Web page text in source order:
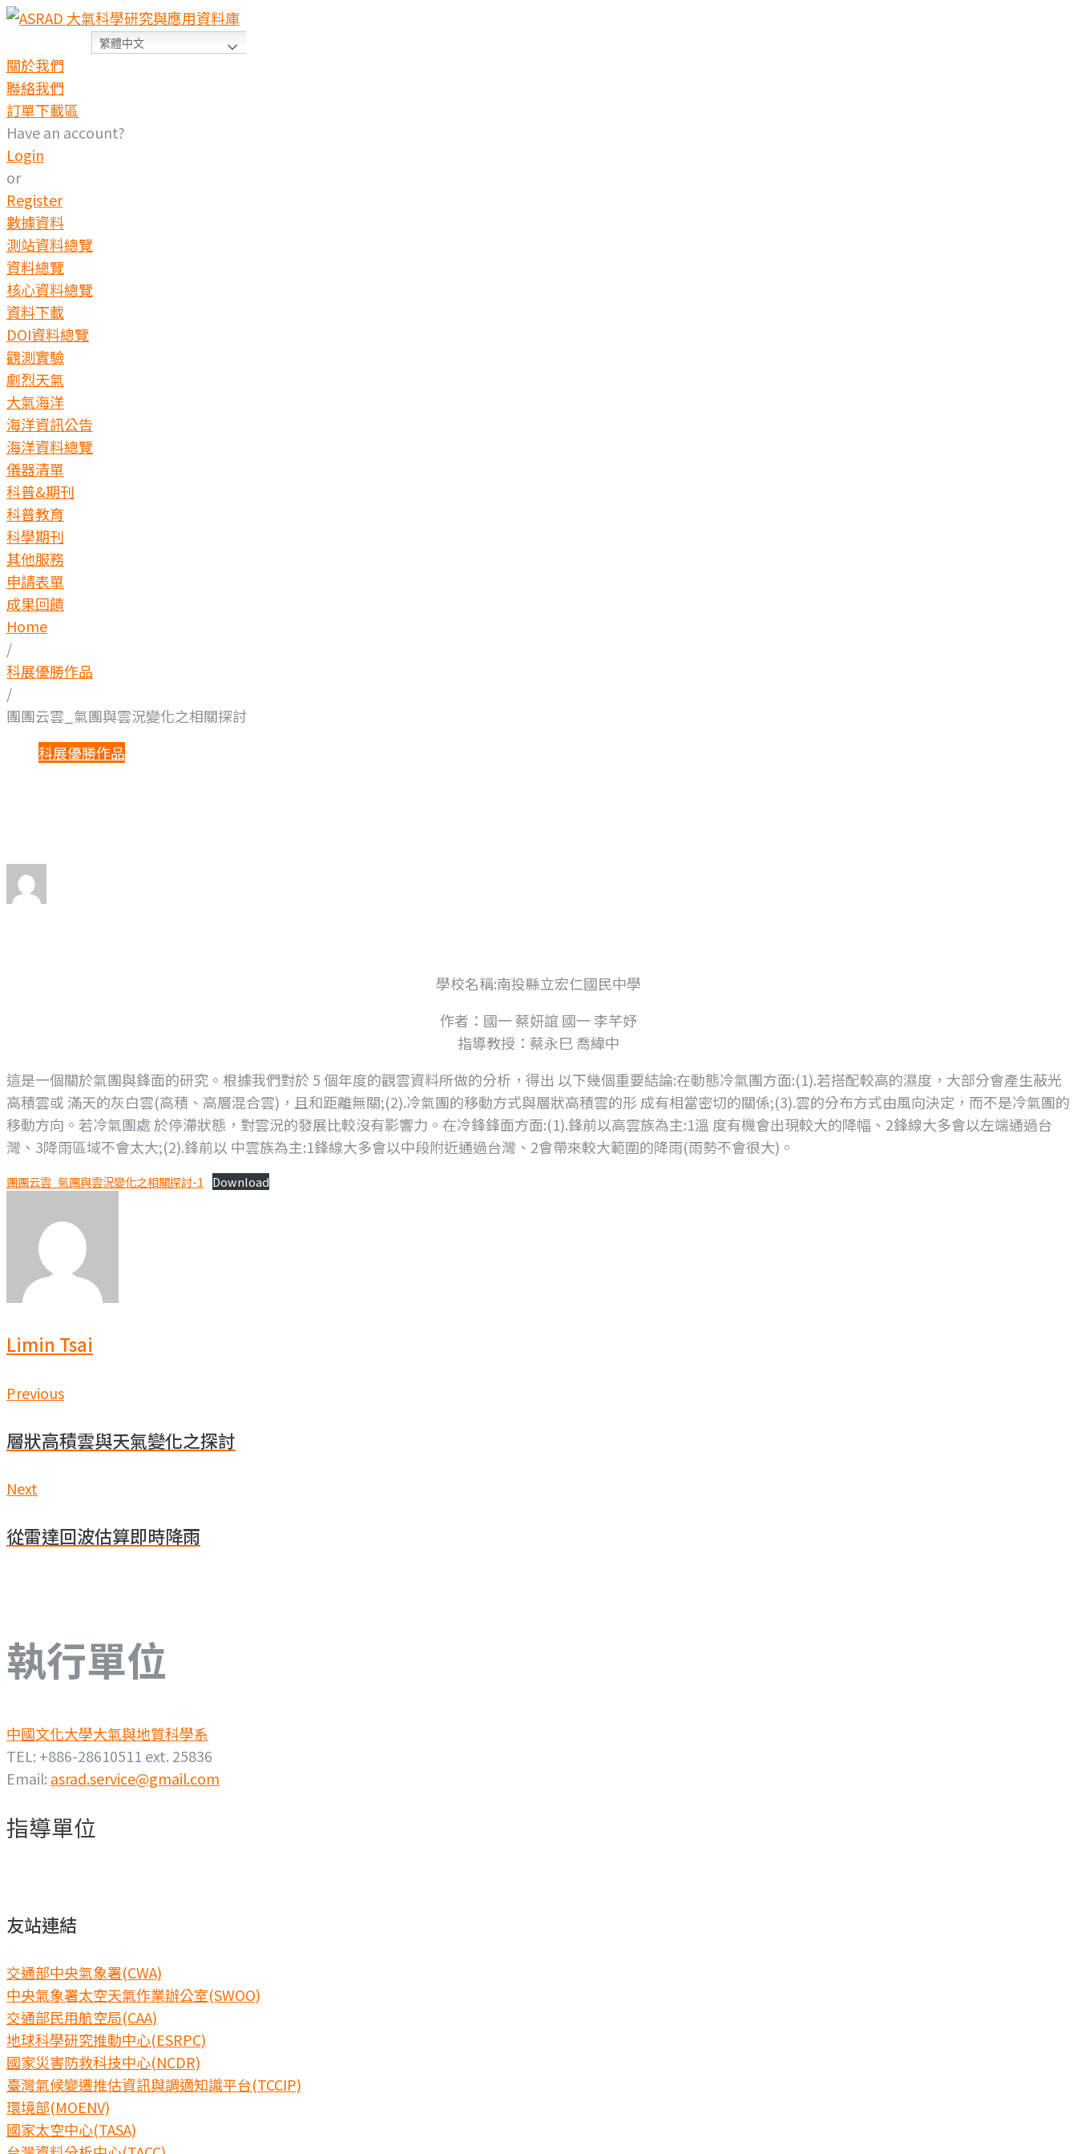
Skip
content
繁體中文
關於我們
聯絡我們
訂單下載區
Have an account?
Login
or
Register
數據資料
測站資料總覽
資料總覽
核心資料總覽
資料下載
DOI資料總覽
觀測實驗
劇烈天氣
大氣海洋
海洋資訊公告
海洋資料總覽
儀器清單
科普&期刊
科普教育
科學期刊
其他服務
申請表單
成果回饋
Home
/
科展優勝作品
/
團團云雲_氣團與雲況變化之相關探討
科展優勝作品
學校名稱:南投縣立宏仁國民中學
作者：國一 蔡妍誼 國一 李芊妤
指導教授：蔡永巳 喬緯中
這是一個關於氣團與鋒面的研究。根據我們對於 5 個年度的觀雲資料所做的分析，得出 以下幾個重要結論:在動態冷氣團方面:(1).若搭配較高的濕度，大部分會產生蔽光
高積雲或 滿天的灰白雲(高積、高層混合雲)，且和距離無關;(2).冷氣團的移動方式與層狀高積雲的形 成有相當密切的關係;(3).雲的分布方式由風向決定，而不是冷氣團的
移動方向。若冷氣團處 於停滯狀態，對雲況的發展比較沒有影響力。在冷鋒鋒面方面:(1).鋒前以高雲族為主:1溫 度有機會出現較大的降幅、2鋒線大多會以左端通過台
灣、3降雨區域不會太大;(2).鋒前以 中雲族為主:1鋒線大多會以中段附近通過台灣、2會帶來較大範圍的降雨(雨勢不會很大)。
團團云雲_氣團與雲況變化之相關探討-1 Download
Limin Tsai
文
章
導
覽
Previous
Previous
層狀高積雲與天氣變化之探討
Next
Next
從雷達回波估算即時降雨
執行單位
中國文化大學大氣與地質科學系
TEL: +886-28610511 ext. 25836
Email: asrad.service@gmail.com
指導單位
友站連結
交通部中央氣象署(CWA)
中央氣象署太空天氣作業辦公室(SWOO)
交通部民用航空局(CAA)
地球科學研究推動中心(ESRPC)
國家災害防救科技中心(NCDR)
臺灣氣候變遷推估資訊與調適知識平台(TCCIP)
環境部(MOENV)
國家太空中心(TASA)